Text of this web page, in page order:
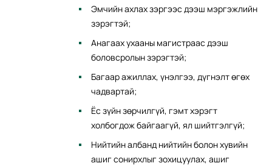
Эмчийн ахлах зэргээс дээш мэргэжлийн
зэрэгтэй;
Анагаах ухааны магистраас дээш
боловсролын зэрэгтэй;
Багаар ажиллах, үнэлгээ, дүгнэлт өгөх
чадвартай;
Ёс зүйн зөрчилгүй, гэмт хэрэгт
холбогдож байгаагүй, ял шийтгэлгүй;
Нийтийн албанд нийтийн болон хувийн
ашиг сонирхлыг зохицуулах, ашиг